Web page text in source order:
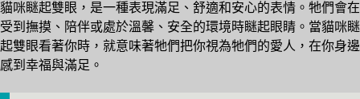
貓咪瞇起雙眼，是一種表現滿足、舒適和安心的表情。牠們會在
受到撫摸、陪伴或處於溫馨、安全的環境時瞇起眼睛。當貓咪瞇
起雙眼看著你時，就意味著牠們把你視為牠們的愛人，在你身邊
感到幸福與滿足。